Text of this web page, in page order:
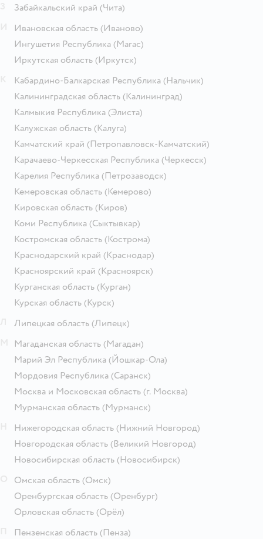
Забайкальский край (Чита)
Ивановская область (Иваново)
Ингушетия Республика (Магас)
Иркутская область (Иркутск)
Кабардино-Балкарская Республика (Нальчик)
Калининградская область (Калининград)
Калмыкия Республика (Элиста)
Калужская область (Калуга)
Камчатский край (Петропавловск-Камчатский)
Карачаево-Черкесская Республика (Черкесск)
Карелия Республика (Петрозаводск)
Кемеровская область (Кемерово)
Кировская область (Киров)
Коми Республика (Сыктывкар)
Костромская область (Кострома)
Краснодарский край (Краснодар)
Красноярский край (Красноярск)
Курганская область (Курган)
Курская область (Курск)
Липецкая область (Липецк)
Магаданская область (Магадан)
Марий Эл Республика (Йошкар-Ола)
Мордовия Республика (Саранск)
Москва и Московская область (г. Москва)
Мурманская область (Мурманск)
Нижегородская область (Нижний Новгород)
Новгородская область (Великий Новгород)
Новосибирская область (Новосибирск)
Омская область (Омск)
Оренбургская область (Оренбург)
Орловская область (Орёл)
Пензенская область (Пенза)